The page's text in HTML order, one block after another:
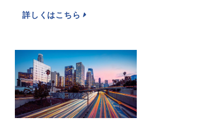
詳しくはこちら